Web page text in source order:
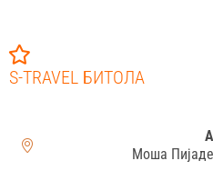
S-TRAVEL БИТОЛА
Моша